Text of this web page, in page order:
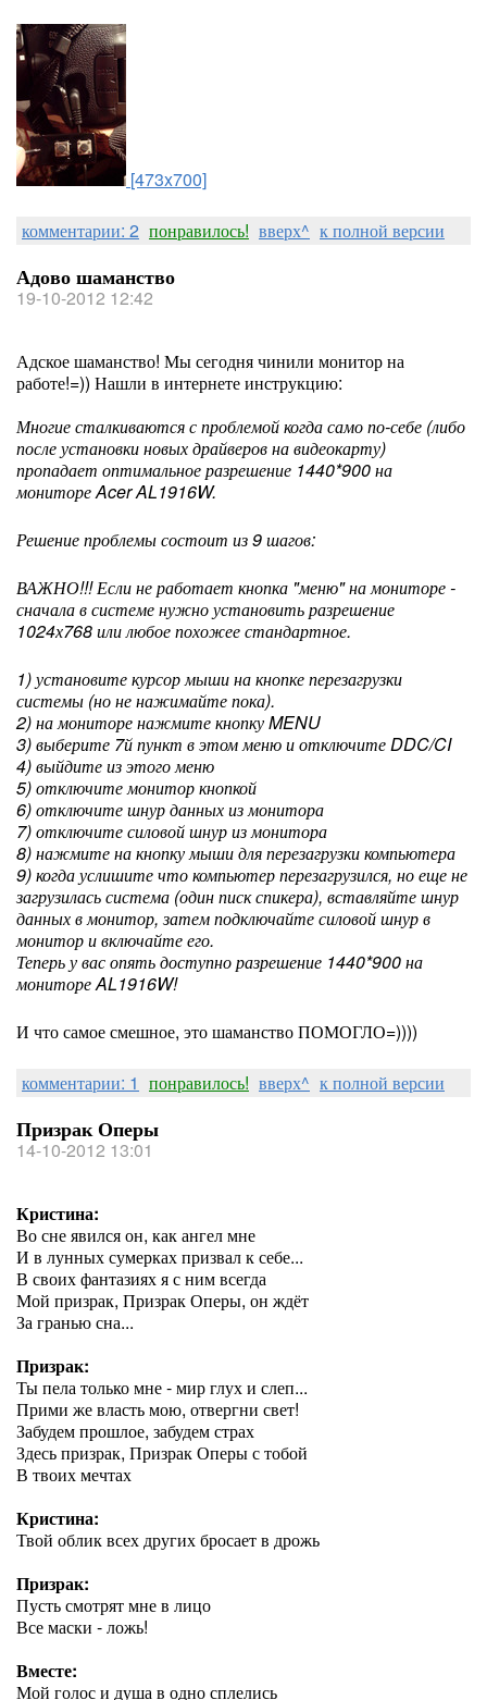
[473x700]
комментарии: 2 понравилось! вверх^ к полной версии
Адово шаманство
19-10-2012 12:42
Адское шаманство! Мы сегодня чинили монитор на
работе!=)) Нашли в интернете инструкцию:
Многие сталкиваются с проблемой когда само по-себе (либо
после установки новых драйверов на видеокарту)
пропадает оптимальное разрешение 1440*900 на
мониторе Acer AL1916W.
Решение проблемы состоит из 9 шагов:
ВАЖНО!!! Если не работает кнопка "меню" на мониторе -
сначала в системе нужно установить разрешение
1024х768 или любое похожее стандартное.
1) установите курсор мыши на кнопке перезагрузки
системы (но не нажимайте пока).
2) на мониторе нажмите кнопку MENU
3) выберите 7й пункт в этом меню и отключите DDC/CI
4) выйдите из этого меню
5) отключите монитор кнопкой
6) отключите шнур данных из монитора
7) отключите силовой шнур из монитора
8) нажмите на кнопку мыши для перезагрузки компьютера
9) когда услишите что компьютер перезагрузился, но еще не
загрузилась система (один писк спикера), вставляйте шнур
данных в монитор, затем подключайте силовой шнур в
монитор и включайте его.
Теперь у вас опять доступно разрешение 1440*900 на
мониторе AL1916W!
И что самое смешное, это шаманство ПОМОГЛО=))))
комментарии: 1 понравилось! вверх^ к полной версии
Призрак Оперы
14-10-2012 13:01
Кристина:
Во сне явился он, как ангел мне
И в лунных сумерках призвал к себе...
В своих фантазиях я с ним всегда
Мой призрак, Призрак Оперы, он ждёт
За гранью сна...
Призрак:
Ты пела только мне - мир глух и слеп...
Прими же власть мою, отвергни свет!
Забудем прошлое, забудем страх
Здесь призрак, Призрак Оперы с тобой
В твоих мечтах
Кристина:
Твой облик всех других бросает в дрожь
Призрак:
Пусть смотрят мне в лицо
Все маски - ложь!
Вместе:
Мой голос и душа в одно сплелись